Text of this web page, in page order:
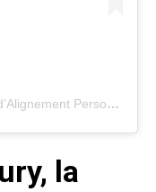
Une publication partagée par Coach d’Alignement Personnel & Professionnel (@anneso.globaventure)
la